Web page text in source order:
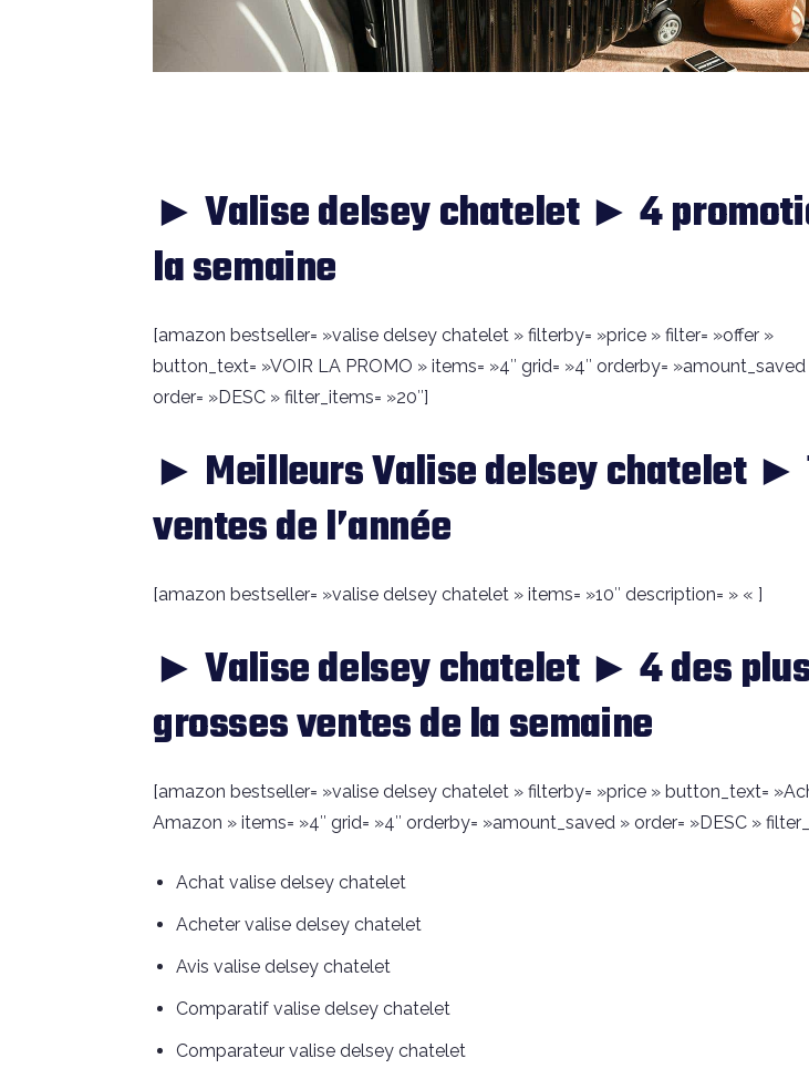
► Valise delsey chatelet ► 4
la semaine
[amazon bestseller= »valise delsey chatelet » filterby= »price » filter= »offer »
button_text= »VOIR LA PROMO » items= »4″ grid= »4″ orderby= »amount_saved
order= »DESC » filter_items= »20″]
► Meilleurs Valise delsey chatelet ►
ventes de l’année
[amazon bestseller= »valise delsey chatelet » items= »10″ description= » « ]
► Valise delsey chatelet ► 4 des
grosses ventes de la semaine
[amazon bestseller= »valise delsey chatelet » filterby= »price » button_text=
Amazon » items= »4″ grid= »4″ orderby= »amount_saved » order= »DESC »
Achat valise delsey chatelet
Acheter valise delsey chatelet
Avis valise delsey chatelet
Comparatif valise delsey chatelet
Comparateur valise delsey chatelet